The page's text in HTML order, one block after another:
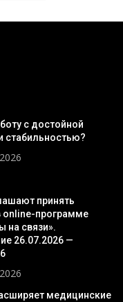
с достойной
стабильностью?
принять
online-программе
на связи».
26.07.2026 —
медицинские